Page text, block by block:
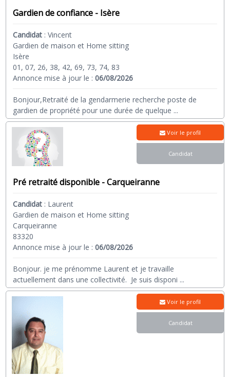
Gardien de confiance - Isère
Candidat :Vincent
Gardien de maison et Home sitting
Isère
01, 07, 26, 38, 42, 69, 73, 74, 83
Annonce mise à jour le :06/08/2026
Bonjour,Retraité de la gendarmerie recherche poste de
gardien de propriété pour une durée de quelque ...
Pré retraité disponible - Carqueiranne
Candidat : Laurent
Gardien de maison et Home sitting
Carqueiranne
83320
Annonce mise à jour le :06/08/2026
Bonjour. je me prénomme Laurent et je travaille
actuellement dans une collectivité. Je suis disponi ...
Voir le profil
Candidat
Voir le profil
Candidat